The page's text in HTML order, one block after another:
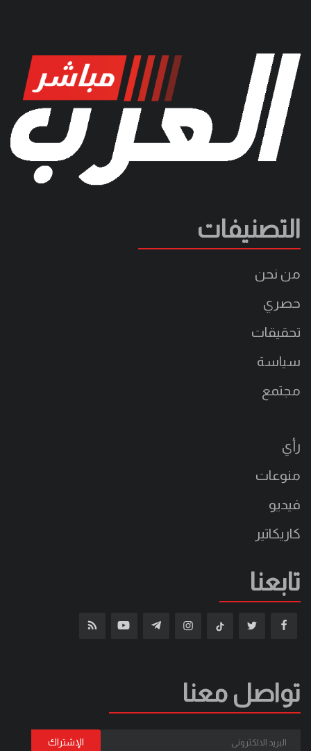
التصنيفات
من نحن
حصري
تحقيقات
سياسة
مجتمع
رأي
منوعات
فيديو
كاريكاتير
تابعنا
تواصل معنا